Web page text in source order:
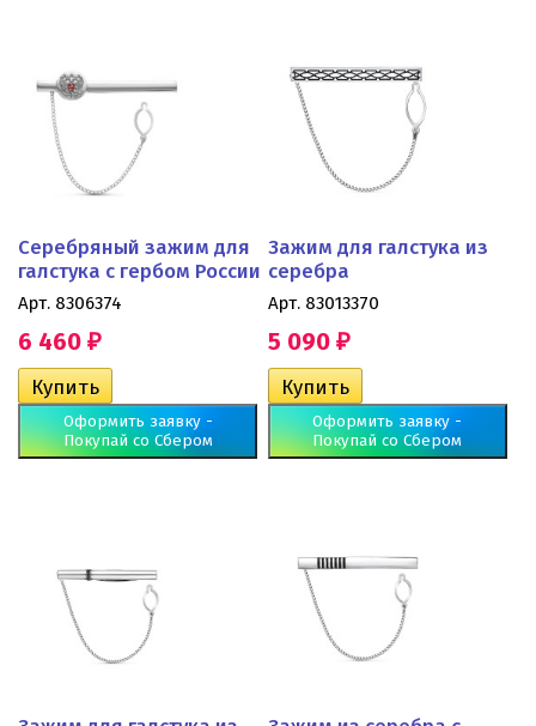
Серебряный зажим для
галстука с гербом России
Арт. 8306374
6 460 ₽
Оформить заявку -
Покупай со Сбером
Зажим для галстука из
серебра
Арт. 83013370
5 090 ₽
Оформить заявку -
Покупай со Сбером